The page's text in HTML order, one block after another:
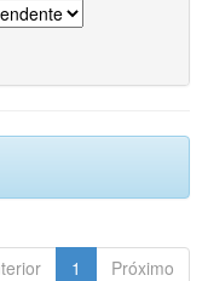
1 Próximo